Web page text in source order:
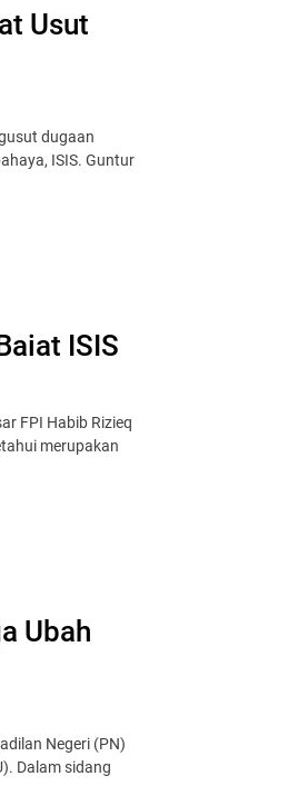
Usut
dugaan
ISIS. Guntur
ISIS
FPI Habib Rizieq
merupakan
Ubah
Negeri (PN)
Dalam sidang